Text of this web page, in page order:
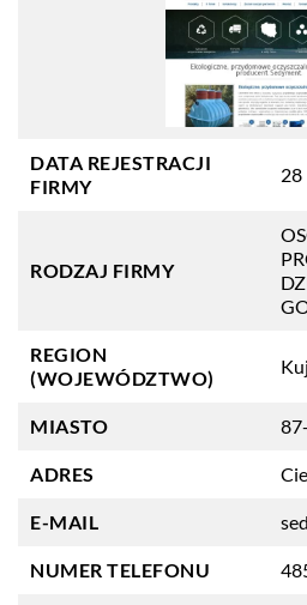
DATA REJESTRACJI
FIRMY
28
RODZAJ FIRMY
REGION
(WOJEWÓDZTWO)
MIASTO
ADRES
E-MAIL
NUMER TELEFONU